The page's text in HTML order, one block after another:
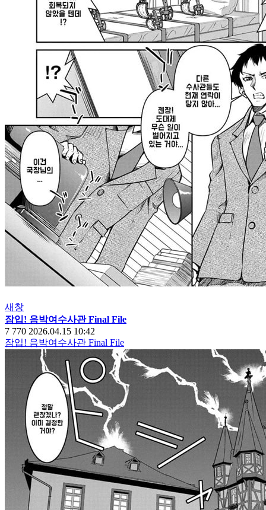
새창
잠입! 음박여수사관 Final File
7 770 2026.04.15 10:42
잠입! 음박여수사관 Final File